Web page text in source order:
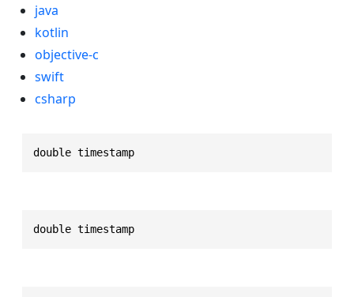
java
kotlin
objective-c
swift
csharp
double timestamp
double timestamp